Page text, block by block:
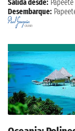
Salida desde: Papeete
Desembarque: